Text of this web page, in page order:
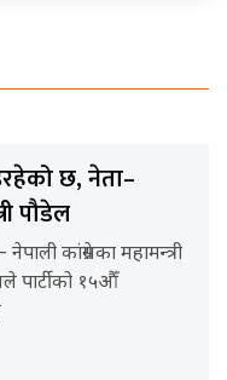
छ, नेता–
पौडेल
कांग्रेसका महामन्त्री
पार्टीको १५औँ